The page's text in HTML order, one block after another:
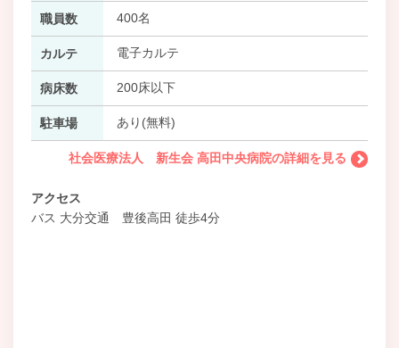
職員数 400名
カルテ 電子カルテ
病床数 200床以下
駐車場 あり(無料)
社会医療法人 新生会 高田中央病院の詳細を見る
アクセス
バス 大分交通 豊後高田 徒歩4分